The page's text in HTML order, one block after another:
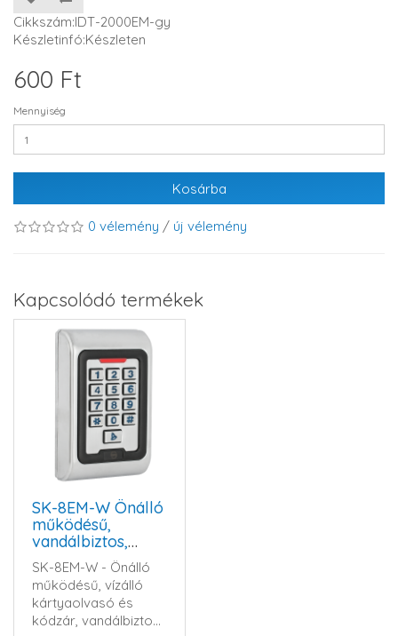
Cikkszám:IDT-2000EM-gy
Készletinfó:Készleten
600 Ft
Mennyiség
Kosárba
0 vélemény / új vélemény
Kapcsolódó termékek
SK-8EM-W Önálló
működésű,
vandálbiztos,
vízálló
kártyaolvasó és
kódzár RFID-s
proximity
koronggal
SK-8EM-W - Önálló
működésű, vízálló
kártyaolvasó és
kódzár, vandálbiztos